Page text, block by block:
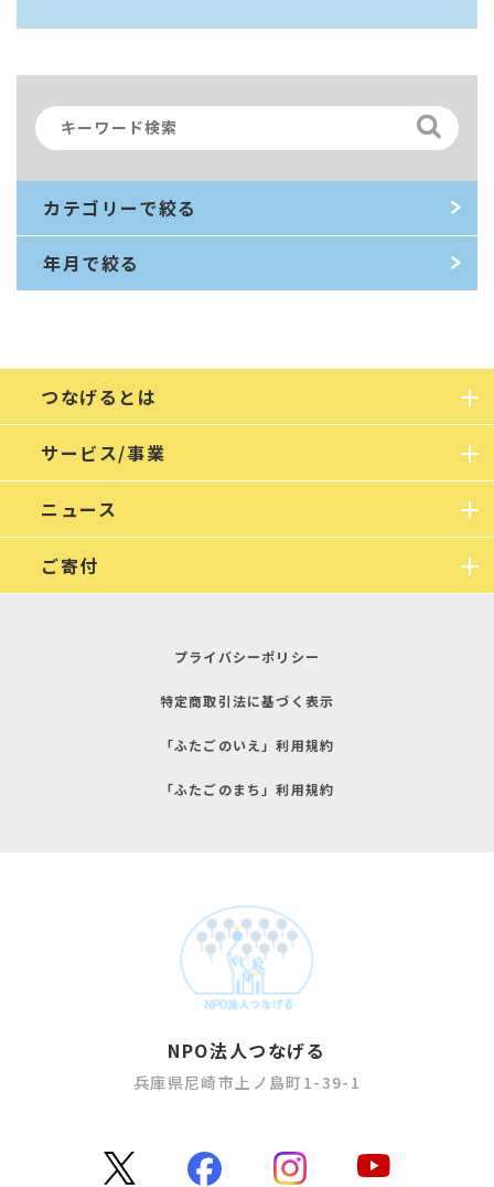
カテゴリーで絞る
年月で絞る
つなげるとは
サービス/事業
ニュース
ご寄付
プライバシーポリシー
特定商取引法に基づく表示
「ふたごのいえ」利用規約
「ふたごのまち」利用規約
NPO法人つなげる
兵庫県尼崎市上ノ島町1-39-1